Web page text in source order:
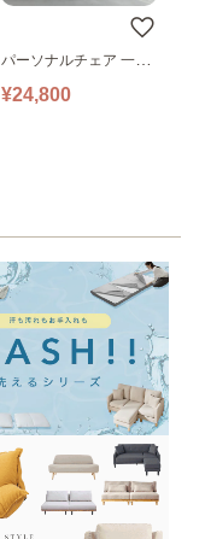
パーソナルチェア 一人
掛けソファ O’HANA ソ
¥24,800